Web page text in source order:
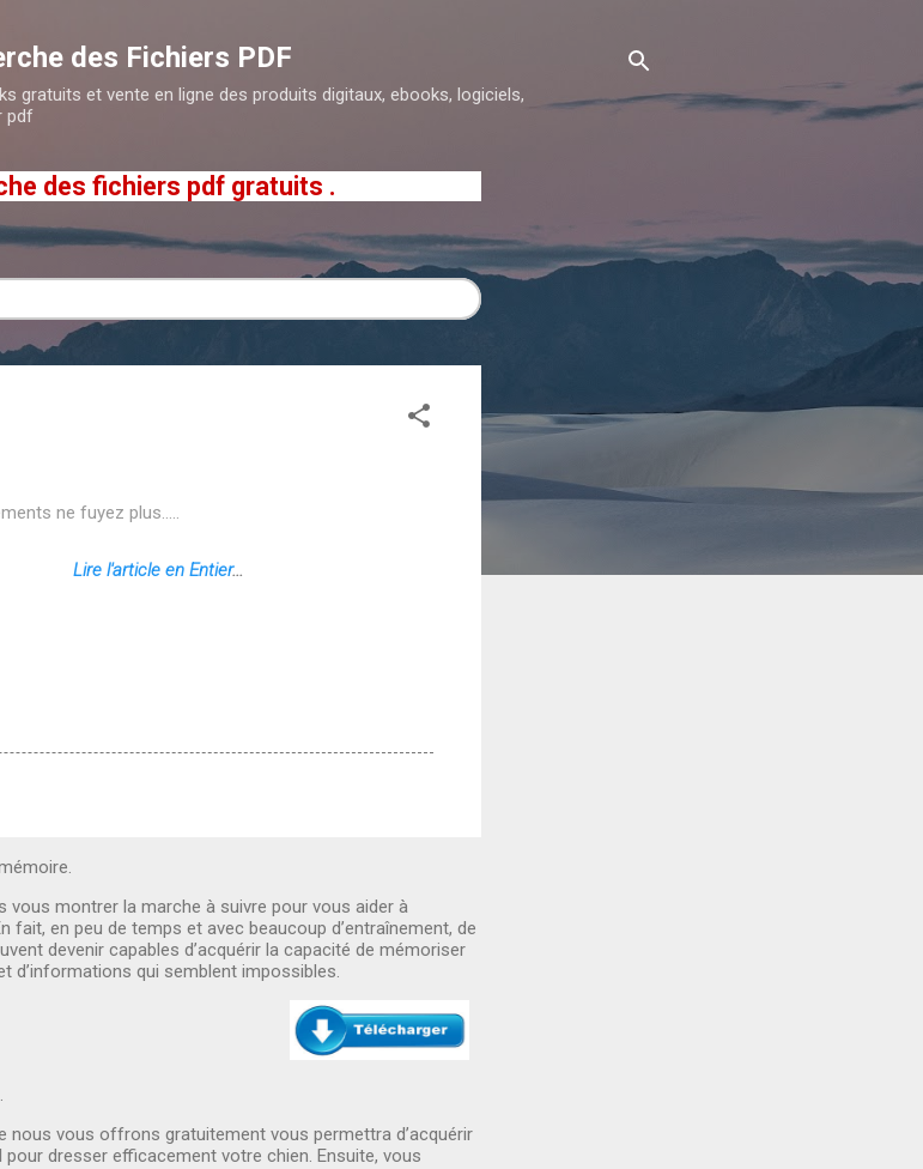
des Fichiers PDF
gratuits et vente en ligne des produits digitaux, ebooks, logiciels,
pdf
fichiers pdf gratuits .
ne fuyez plus…..
Lire l'article en Entier...
vous montrer la marche à suivre pour vous aider à
fait, en peu de temps et avec beaucoup d’entraînement, de
devenir capables d’acquérir la capacité de mémoriser
d’informations qui semblent impossibles.
nous vous offrons gratuitement vous permettra d’acquérir
pour dresser efficacement votre chien. Ensuite, vous